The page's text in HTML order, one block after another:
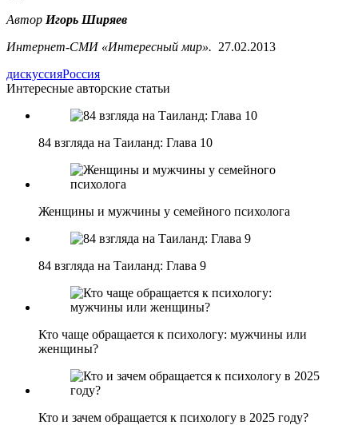
Автор Игорь Ширяев
Интернет-СМИ «Интересный мир». 27.02.2013
дискуссияРоссия
Интересные авторские статьи
84 взгляда на Таиланд: Глава 10
Женщины и мужчины у семейного психолога
84 взгляда на Таиланд: Глава 9
Кто чаще обращается к психологу: мужчины или
женщины?
Кто и зачем обращается к психологу в 2025 году?